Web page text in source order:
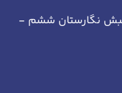
نبش نگارستان ششم -